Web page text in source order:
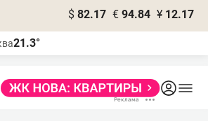
$ 82.17 € 94.84 ¥ 12.17
21.3°